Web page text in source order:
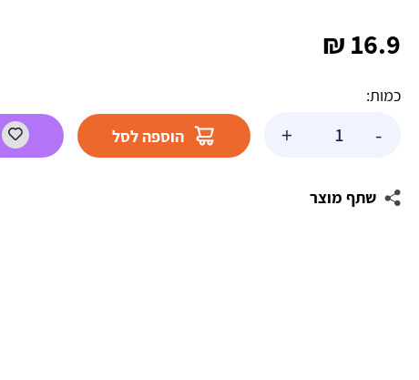
16.9
₪
כמות:
-
של
פרימיום
+ הוספה לסל
שתף מוצר